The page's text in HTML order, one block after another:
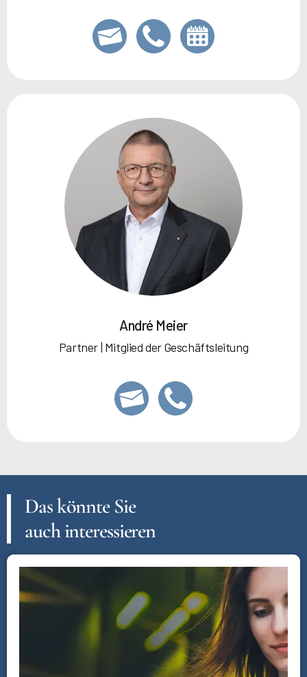
André Meier
Partner | Mitglied der Geschäftsleitung
Das könnte Sie
auch interessieren